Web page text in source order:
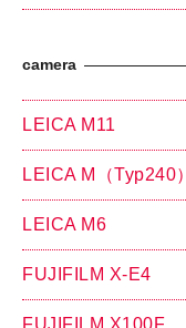
camera
LEICA M11
LEICA M（Typ240）
LEICA M6
FUJIFILM X-E4